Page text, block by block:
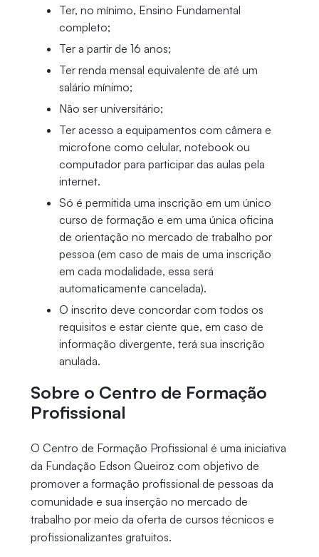
Ter, no mínimo, Ensino Fundamental
completo;
Ter a partir de 16 anos;
Ter renda mensal equivalente de até um
salário mínimo;
Não ser universitário;
Ter acesso a equipamentos com câmera e
microfone como celular, notebook ou
computador para participar das aulas pela
internet.
Só é permitida uma inscrição em um único
curso de formação e em uma única oficina
de orientação no mercado de trabalho por
pessoa (em caso de mais de uma inscrição
em cada modalidade, essa será
automaticamente cancelada).
O inscrito deve concordar com todos os
requisitos e estar ciente que, em caso de
informação divergente, terá sua inscrição
anulada.
Sobre o Centro de Formação
Profissional
O Centro de Formação Profissional é uma iniciativa
da Fundação Edson Queiroz com objetivo de
promover a formação profissional de pessoas da
comunidade e sua inserção no mercado de
trabalho por meio da oferta de cursos técnicos e
profissionalizantes gratuitos.